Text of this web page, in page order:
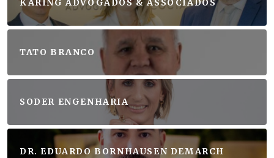
KARING ADVOGADOS & ASSOCIADOS
TATO BRANCO
SODER ENGENHARIA
DR. EDUARDO BORNHAUSEN DEMARCH